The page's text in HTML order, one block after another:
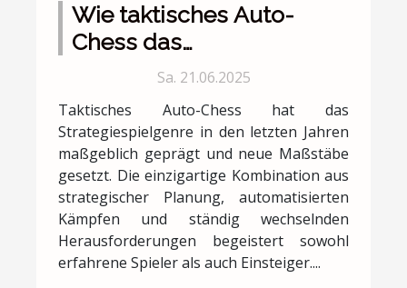
Wie taktisches Auto-
Chess das
Strategiespielgenre
Sa. 21.06.2025
Taktisches Auto-Chess hat das
Strategiespielgenre in den letzten Jahren
maßgeblich geprägt und neue Maßstäbe
gesetzt. Die einzigartige Kombination aus
strategischer Planung, automatisierten
Kämpfen und ständig wechselnden
Herausforderungen begeistert sowohl
erfahrene Spieler als auch Einsteiger....